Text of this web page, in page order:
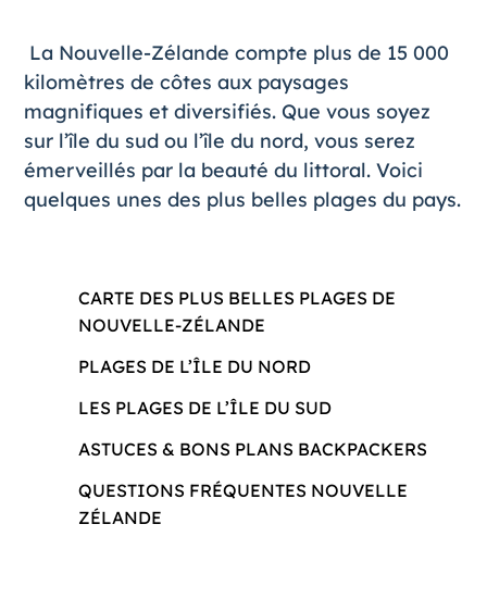
La Nouvelle-Zélande compte plus de 15 000
kilomètres de côtes aux paysages
magnifiques et diversifiés. Que vous soyez
sur l’île du sudou l’île du nord, vous serez
émerveillés par la beauté du littoral. Voici
quelques unes des plus belles plages du pays.
CARTE DES PLUS BELLES PLAGES DE
NOUVELLE-ZÉLANDE
PLAGES DE L’ÎLE DU NORD
LES PLAGES DE L’ÎLE DU SUD
ASTUCES & BONS PLANS BACKPACKERS
QUESTIONS FRÉQUENTES NOUVELLE
ZÉLANDE